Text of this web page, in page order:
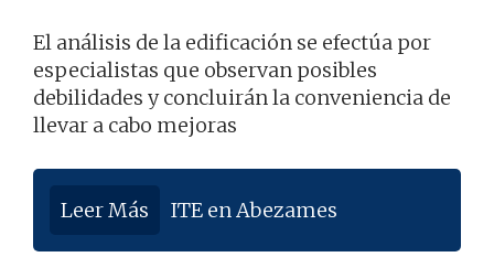
El análisis de la edificación se efectúa por
especialistas que observan posibles
debilidades y concluirán la conveniencia de
llevar a cabo mejoras
Leer Más ITE en Abezames